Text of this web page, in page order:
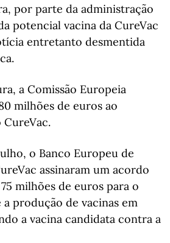
por parte da administração
potencial vacina da CureVac
entretanto desmentida
a Comissão Europeia
milhões de euros ao
o Banco Europeu de
assinaram um acordo
milhões de euros para o
produção de vacinas em
a vacina candidata contra a